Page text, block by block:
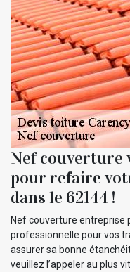
Nef couverture
pour refaire
dans le 62144 !
Nef couverture entreprise
professionnelle pour vos
assurer sa bonne
veuillez l’appeler au plus